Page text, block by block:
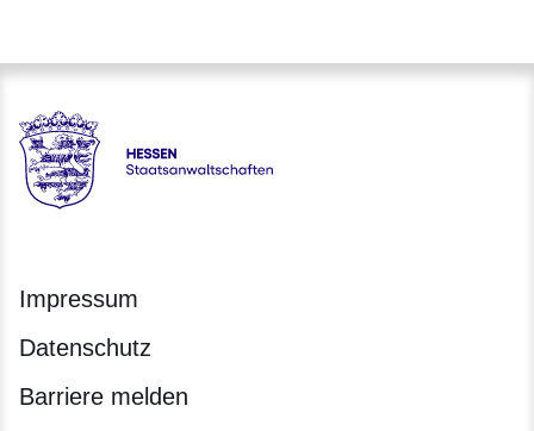
Hessen - Staatsanwaltschaften Hessen
Impressum
Datenschutz
Barriere melden